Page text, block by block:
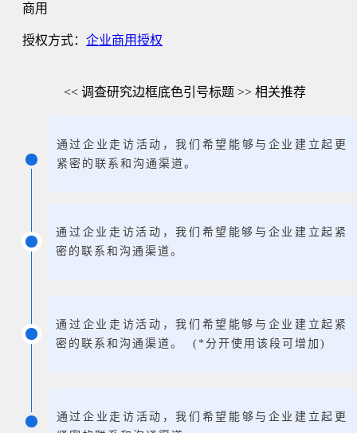
商用
授权方式： 企业商用授权
<< 调查研究边框底色引号标题 >> 相关推荐
通过企业走访活动，我们希望能够与企业建立起更
紧密的联系和沟通渠道。
通过企业走访活动，我们希望能够与企业建立起紧
密的联系和沟通渠道。
通过企业走访活动，我们希望能够与企业建立起紧
密的联系和沟通渠道。 (*分开使用该段可增加)
通过企业走访活动，我们希望能够与企业建立起更